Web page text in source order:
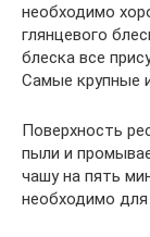
необходимо
глянцевого
блеска все
Самые крупные
Поверхность
пыли и
чашу на пять
необходимо